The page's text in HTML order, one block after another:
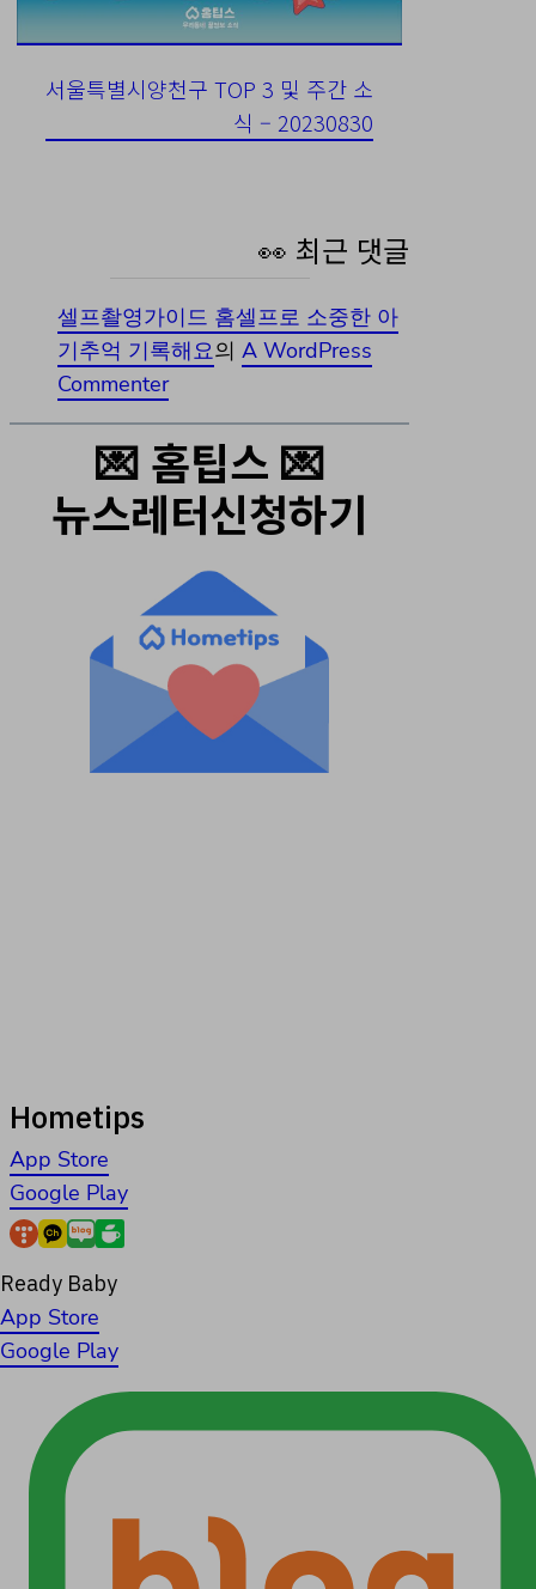
서울특별시양천구 TOP 3 및 주간 소
식 – 20230830
👀 최근 댓글
셀프촬영가이드 홈셀프로 소중한 아
기추억 기록해요의 A WordPress
Commenter
💌 홈팁스 💌
뉴스레터신청하기
Hometips
App Store
Google Play
Ready Baby
App Store
Google Play